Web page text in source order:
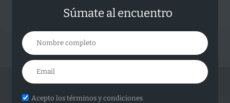
Súmate al encuentro
Acepto los términos y condiciones